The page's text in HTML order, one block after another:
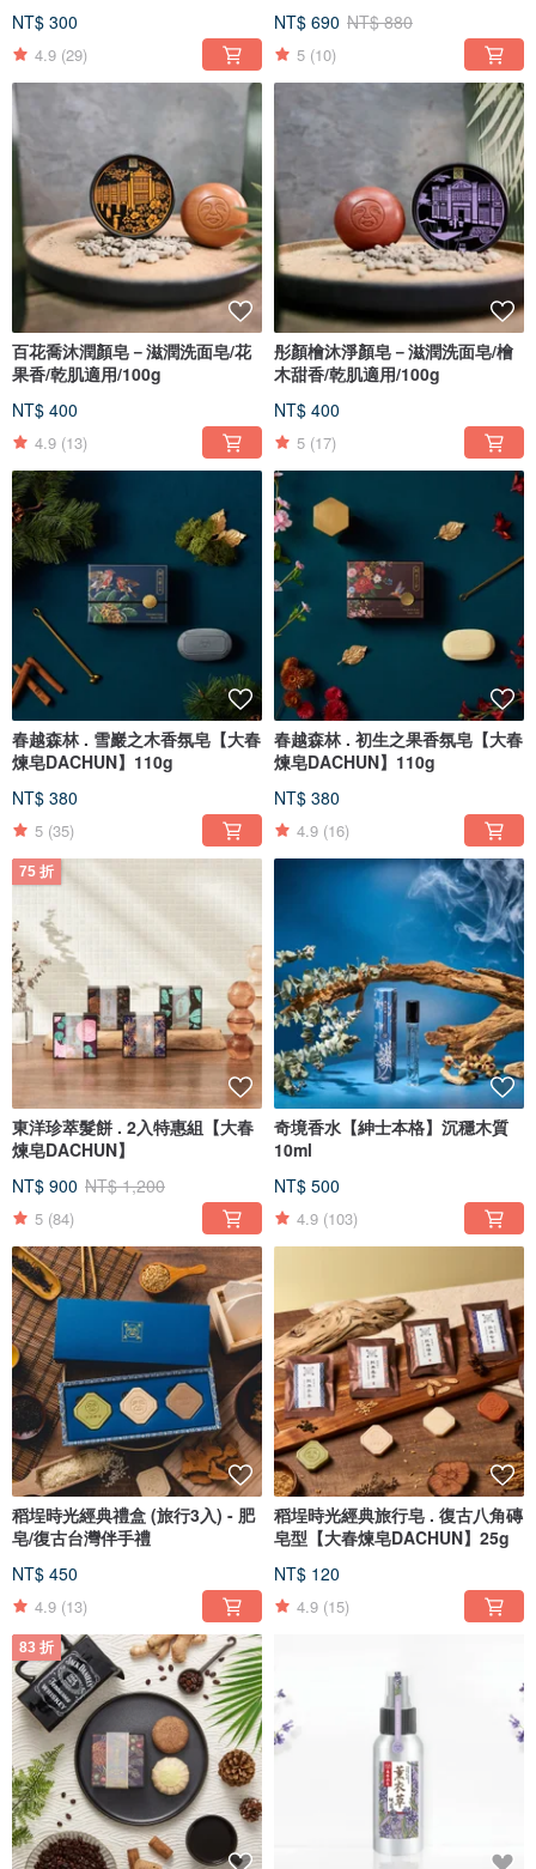
NT$ 300
4.9 (29)
NT$ 690 NT$ 880
5 (10)
百花喬沐潤顏皂－滋潤洗面皂/花
果香/乾肌適用/100g
NT$ 400
4.9 (13)
彤顏檜沐淨顏皂－滋潤洗面皂/檜
木甜香/乾肌適用/100g
NT$ 400
5 (17)
春越森林 . 雪巖之木香氛皂【大春
煉皂DACHUN】110g
NT$ 380
5 (35)
春越森林 . 初生之果香氛皂【大春
煉皂DACHUN】110g
NT$ 380
4.9 (16)
75 折
東洋珍萃髮餅 . 2入特惠組【大春
煉皂DACHUN】
NT$ 900 NT$ 1,200
5 (84)
奇境香水【紳士本格】沉穩木質
10ml
NT$ 500
4.9 (103)
稻埕時光經典禮盒 (旅行3入) - 肥
皂/復古台灣伴手禮
NT$ 450
4.9 (13)
稻埕時光經典旅行皂 . 復古八角磚
皂型【大春煉皂DACHUN】25g
NT$ 120
4.9 (15)
83 折